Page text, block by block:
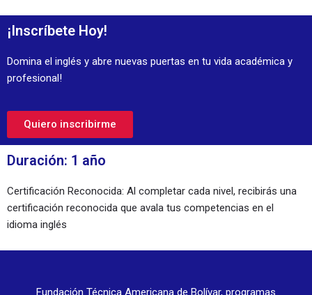
¡Inscríbete Hoy!
Domina el inglés y abre nuevas puertas en tu vida académica y
profesional!
Quiero inscribirme
Duración: 1 año
Certificación Reconocida: Al completar cada nivel, recibirás una
certificación reconocida que avala tus competencias en el
idioma inglés
Fundación Técnica Americana de Bolívar, programas